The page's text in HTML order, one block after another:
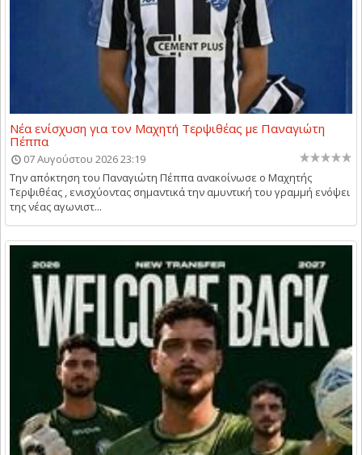
Νέα ενίσχυση για τον Μαχητή Τερψιθέας με Παναγιώτη
Πέππα
07 Αυγούστου 2026 23:19
Την απόκτηση του Παναγιώτη Πέππα ανακοίνωσε ο Μαχητής
Τερψιθέας , ενισχύοντας σημαντικά την αμυντική του γραμμή ενόψει
της νέας αγωνιστ...